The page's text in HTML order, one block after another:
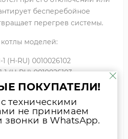
бесперебойное
перегрев системы.
котлы моделей:
(H-RU) 0010026102
1 (H-RU) 0010026103
с выбором
присылайте фото
ПОКУПАТЕЛИ!
техническими
не принимаем
в WhatsApp.